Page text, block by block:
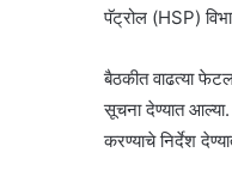
पॅट्रोल (HSP)
बैठकीत वाढत्या
सूचना देण्यात आल्या.
करण्याचे निर्देश